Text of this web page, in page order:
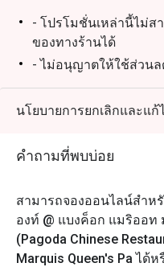
- โปรโมชั่นเหล่านี้ไม่ส
ของทางร้านได้
- ไม่อนุญาตให้ใช้ส่วน
- โปรดมาถึงตรงเวลา
คุณจะถือว่าไม่สามารถ
วันจันทร์ – อาทิตย์
17:30 – 21:30 น. – อา
น.)
นโยบายการยกเลิกและแก้
คำถามที่พบบ่อย
สามารถจองออนไลน์สำห
องท์ @ แบงค็อก แมริออ
(Pagoda Chinese
Marquis Queen's Pa ได้ห